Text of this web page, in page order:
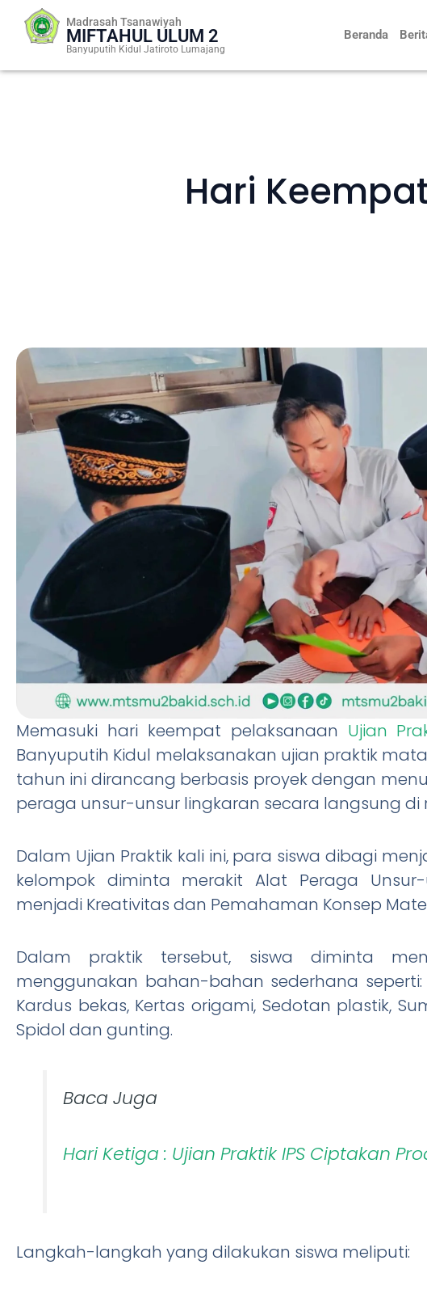
Beranda
Madrasah Tsanawiyah
MIFTAHUL ULUM 2
Banyuputih Kidul Jatiroto Lumajang
Hari
Memasuki hari keempat pelaksanaan Ujian
Banyuputih Kidul melaksanakan ujian praktik
tahun ini dirancang berbasis proyek dengan
peraga unsur-unsur lingkaran secara langsung di
Dalam Ujian Praktik kali ini, para siswa dibagi
kelompok diminta merakit Alat Peraga
menjadi Kreativitas dan Pemahaman Konsep
Dalam praktik tersebut, siswa diminta
menggunakan bahan-bahan sederhana
Kardus bekas, Kertas origami, Sedotan plastik,
Spidol dan gunting.
Baca Juga
Hari Ketiga : Ujian Praktik IPS Ciptakan
Langkah-langkah yang dilakukan siswa meliputi: